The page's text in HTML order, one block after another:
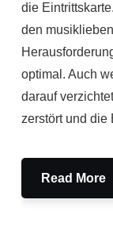
die
den
optimal. Auch
darauf
zerstört und
Read More